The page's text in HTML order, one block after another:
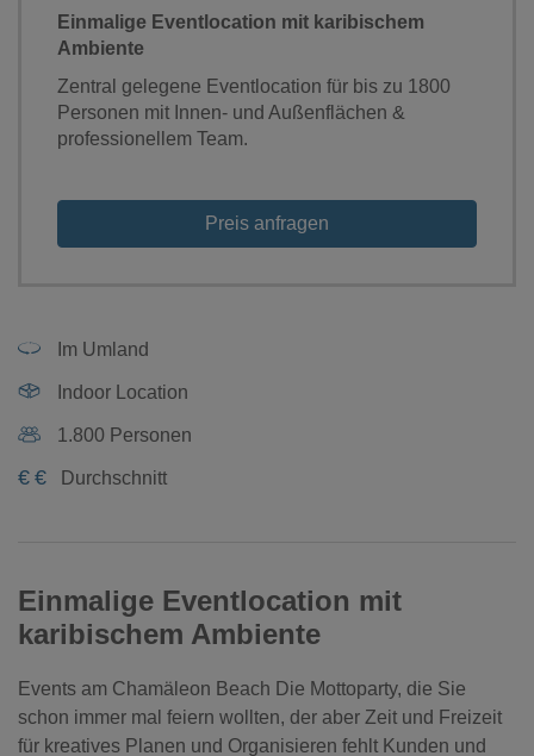
Einmalige Eventlocation mit karibischem
Ambiente
Zentral gelegene Eventlocation für bis zu 1800
Personen mit Innen- und Außenflächen &
professionellem Team.
Preis anfragen
Im Umland
Indoor Location
1.800 Personen
€ € Durchschnitt
Einmalige Eventlocation mit
karibischem Ambiente
Events am Chamäleon Beach Die Mottoparty, die Sie
schon immer mal feiern wollten, der aber Zeit und Freizeit
für kreatives Planen und Organisieren fehlt Kunden und